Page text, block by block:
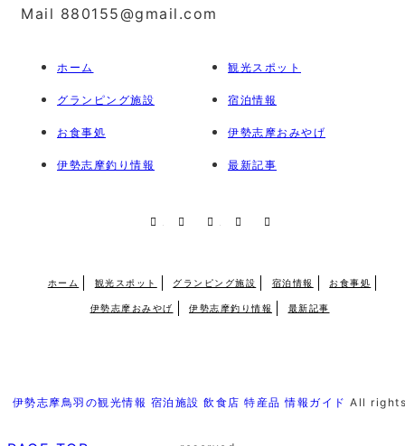
Mail 880155@gmail.com
ホーム 観光スポット
グランピング施設 宿泊情報
お食事処 伊勢志摩おみやげ
伊勢志摩釣り情報 最新記事
Facebook
Instagram
Pinterest
RSS
ホーム 観光スポット グランピング施設 宿泊情報 お食事処
伊勢志摩おみやげ 伊勢志摩釣り情報 最新記事
伊勢志摩鳥羽の観光情報 宿泊施設 飲食店 特産品 情報ガイド All